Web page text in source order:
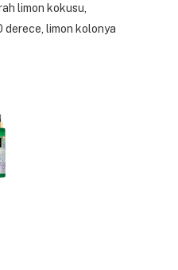
limon kokusu
derece limon kolonya